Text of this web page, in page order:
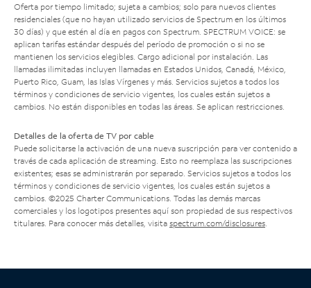
Oferta por tiempo limitado; sujeta a cambios; solo para nuevos clientes
residenciales (que no hayan utilizado servicios de Spectrum en los últimos
30 días) y que estén al día en pagos con Spectrum. SPECTRUM VOICE: se
aplican tarifas estándar después del período de promoción o si no se
mantienen los servicios elegibles. Cargo adicional por instalación. Las
llamadas ilimitadas incluyen llamadas en Estados Unidos, Canadá, México,
Puerto Rico, Guam, las Islas Vírgenes y más. Servicios sujetos a todos los
términos y condiciones de servicio vigentes, los cuales están sujetos a
cambios. No están disponibles en todas las áreas. Se aplican restricciones.
Detalles de la oferta de TV por cable
Puede solicitarse la activación de una nueva suscripción para ver contenido a
través de cada aplicación de streaming. Esto no reemplaza las suscripciones
existentes; esas se administrarán por separado. Servicios sujetos a todos los
términos y condiciones de servicio vigentes, los cuales están sujetos a
cambios. ©2025 Charter Communications. Todas las demás marcas
comerciales y los logotipos presentes aquí son propiedad de sus respectivos
titulares. Para conocer más detalles, visita spectrum.com/disclosures